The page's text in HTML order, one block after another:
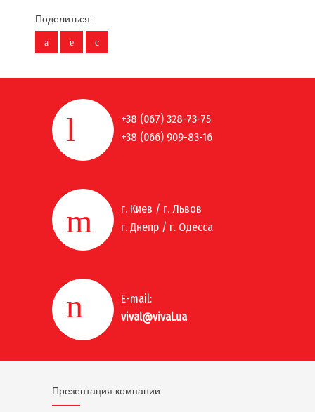
Поделиться:
+38 (067) 328-73-75
+38 (066) 909-83-16
г. Киев / г. Львов
г. Днепр / г. Одесса
E-mail:
vival@vival.ua
Презентация компании